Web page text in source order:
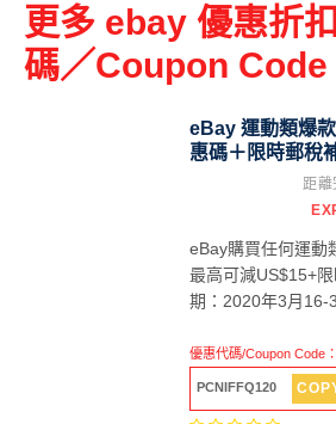
更多 ebay 優惠折
碼／Coupon Code
eBay 運動類爆
惠碼＋限時郵稅
距離
eBay購買任何運動
最高可減US$15+
期：2020年3月16-
優惠代碼/Coupon Code：
PCNIFFQ120